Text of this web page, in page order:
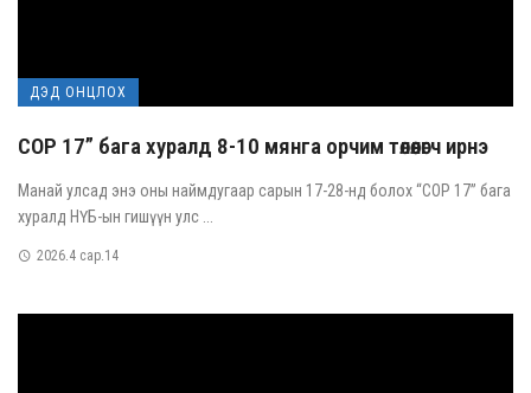
ДЭД ОНЦЛОХ
COP 17” бага хуралд 8-10 мянга орчим төлөөлөгч ирнэ
Манай улсад энэ оны наймдугаар сарын 17-28-нд болох “COP 17” бага
хуралд НҮБ-ын гишүүн улс ...
2026.4 сар.14